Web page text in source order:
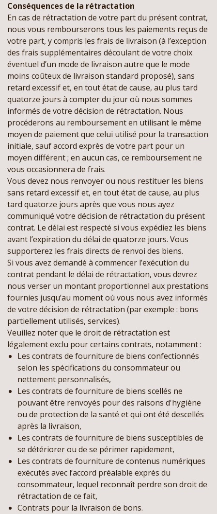
Conséquences de la rétractation
En cas de rétractation de votre part du présent contrat,
nous vous rembourserons tous les paiements reçus de
votre part, y compris les frais de livraison (à l’exception
des frais supplémentaires découlant de votre choix
éventuel d’un mode de livraison autre que le mode
moins coûteux de livraison standard proposé), sans
retard excessif et, en tout état de cause, au plus tard
quatorze jours à compter du jour où nous sommes
informés de votre décision de rétractation. Nous
procéderons au remboursement en utilisant le même
moyen de paiement que celui utilisé pour la transaction
initiale, sauf accord exprès de votre part pour un
moyen différent ; en aucun cas, ce remboursement ne
vous occasionnera de frais.
Vous devez nous renvoyer ou nous restituer les biens
sans retard excessif et, en tout état de cause, au plus
tard quatorze jours après que vous nous ayez
communiqué votre décision de rétractation du présent
contrat. Le délai est respecté si vous expédiez les biens
avant l’expiration du délai de quatorze jours. Vous
supporterez les frais directs de renvoi des biens.
Si vous avez demandé à commencer l’exécution du
contrat pendant le délai de rétractation, vous devrez
nous verser un montant proportionnel aux prestations
fournies jusqu’au moment où vous nous avez informés
de votre décision de rétractation (par exemple : bons
partiellement utilisés, services).
Veuillez noter que le droit de rétractation est
légalement exclu pour certains contrats, notamment :
Les contrats de fourniture de biens confectionnés
selon les spécifications du consommateur ou
nettement personnalisés,
Les contrats de fourniture de biens scellés ne
pouvant être renvoyés pour des raisons d'hygiène
ou de protection de la santé et qui ont été descellés
après la livraison,
Les contrats de fourniture de biens susceptibles de
se détériorer ou de se périmer rapidement,
Les contrats de fourniture de contenus numériques
exécutés avec l’accord préalable exprès du
consommateur, lequel reconnaît perdre son droit de
rétractation de ce fait,
Contrats pour la livraison de bons.